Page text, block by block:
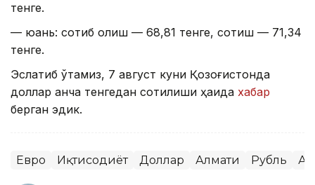
тенге.
— юань: сотиб олиш — 68,81 тенге, сотиш — 71,34
тенге.
Эслатиб ўтамиз, 7 август куни Қозоғистонда
доллар қанча тенгедан сотилиши ҳақида хабар
берган эдик.
Евро Иқтисодиёт Доллар Алмати Рубль